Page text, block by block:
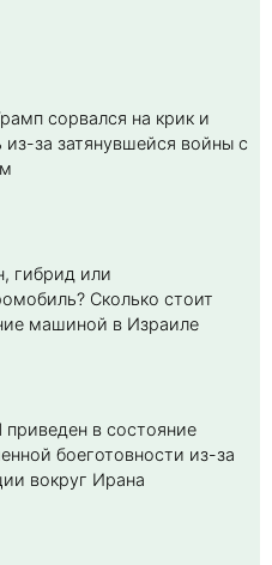
сорвался на крик и
из-за затянувшейся войны с
гибрид или
Cколько стоит
машиной в Израиле
в состояние
боеготовности из-за
вокруг Ирана